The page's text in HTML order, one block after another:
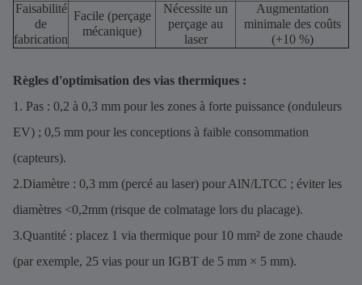
Faisabilité
de
fabrication
Facile (perçage
mécanique)
Nécessite un
perçage au
laser
Augmentation
minimale des coûts
(+10 %)
Règles d'optimisation des vias thermiques :
1. Pas : 0,2 à 0,3 mm pour les zones à forte puissance (onduleurs
EV) ; 0,5 mm pour les conceptions à faible consommation
(capteurs).
2.Diamètre : 0,3 mm (percé au laser) pour AlN/LTCC ; éviter les
diamètres <0,2mm (risque de colmatage lors du placage).
3.Quantité : placez 1 via thermique pour 10 mm² de zone chaude
(par exemple, 25 vias pour un IGBT de 5 mm × 5 mm).